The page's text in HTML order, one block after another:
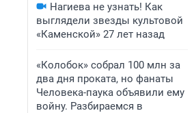
Нагиева не узнать! Как
выглядели звезды культовой
«Каменской» 27 лет назад
«Колобок» собрал 100 млн за
два дня проката, но фанаты
Человека-паука объявили ему
войну. Разбираемся в